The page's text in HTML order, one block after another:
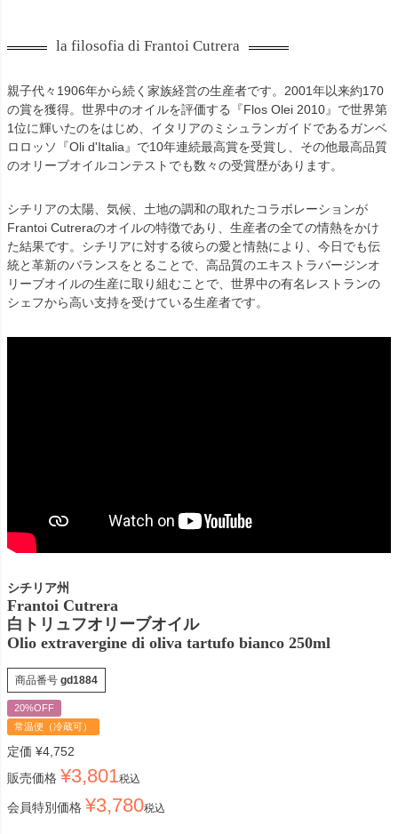
la filosofia di Frantoi Cutrera
親子代々1906年から続く家族経営の生産者です。2001年以来約170
の賞を獲得。世界中のオイルを評価する『Flos Olei 2010』で世界第
1位に輝いたのをはじめ、イタリアのミシュランガイドであるガンベ
ロロッソ『Oli d'Italia』で10年連続最高賞を受賞し、その他最高品質
のオリーブオイルコンテストでも数々の受賞歴があります。
シチリアの太陽、気候、土地の調和の取れたコラボレーションが
Frantoi Cutreraのオイルの特徴であり、生産者の全ての情熱をかけ
た結果です。シチリアに対する彼らの愛と情熱により、今日でも伝
統と革新のバランスをとることで、高品質のエキストラバージンオ
リーブオイルの生産に取り組むことで、世界中の有名レストランの
シェフから高い支持を受けている生産者です。
シチリア州
Frantoi Cutrera
白トリュフオリーブオイル
Olio extravergine di oliva tartufo bianco 250ml
商品番号 gd1884
20%OFF
常温便（冷蔵可）
定価 ¥4,752
販売価格 ¥3,801税込
会員特別価格 ¥3,780税込